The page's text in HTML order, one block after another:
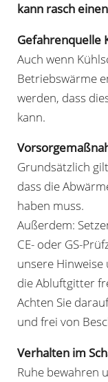
kann rasch
Gefahrenquelle
Auch wenn
Betriebswärme
werden, dass
kann.
Grundsätzlich
dass die
haben muss.
Außerdem:
CE- oder GS-
unsere Hinweise
die Abluftgitter
Achten Sie
und frei von
Verhalten im
Ruhe bewahren